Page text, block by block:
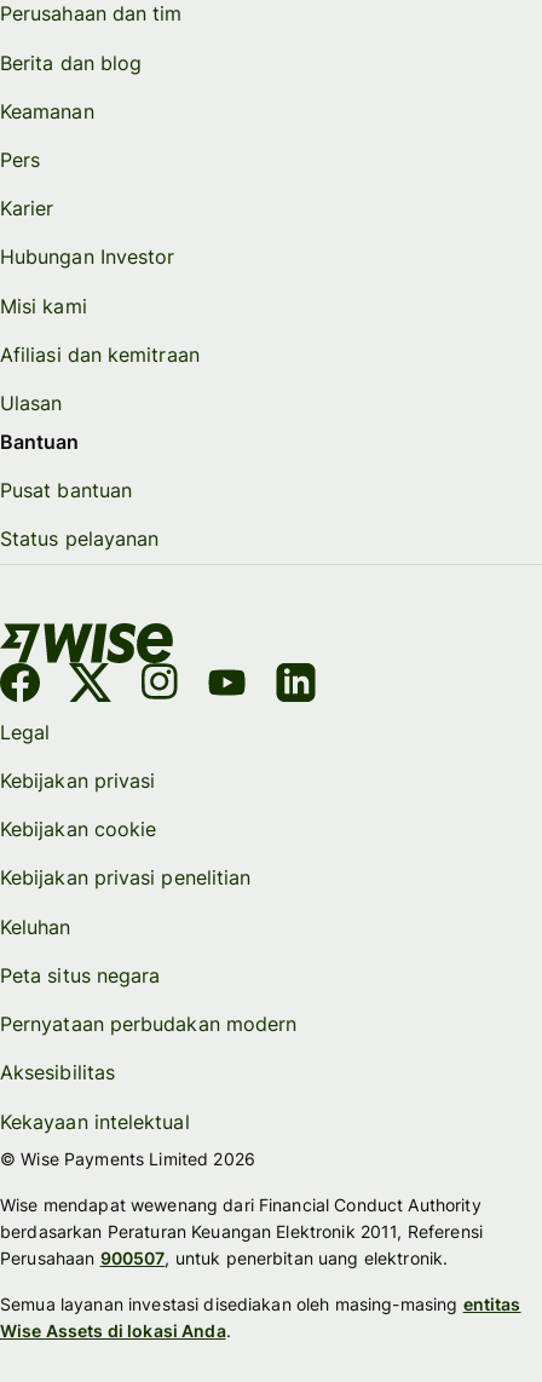
Perusahaan dan tim
Berita dan blog
Keamanan
Pers
Karier
Hubungan Investor
Misi kami
Afiliasi dan kemitraan
Ulasan
Bantuan
Pusat bantuan
Status pelayanan
Legal
Kebijakan privasi
Kebijakan cookie
Kebijakan privasi penelitian
Keluhan
Peta situs negara
Pernyataan perbudakan modern
Aksesibilitas
Kekayaan intelektual
© Wise Payments Limited 2026
Wise mendapat wewenang dari Financial Conduct Authority
berdasarkan Peraturan Keuangan Elektronik 2011, Referensi
Perusahaan 900507, untuk penerbitan uang elektronik.
Semua layanan investasi disediakan oleh masing-masing entitas
Wise Assets di lokasi Anda.